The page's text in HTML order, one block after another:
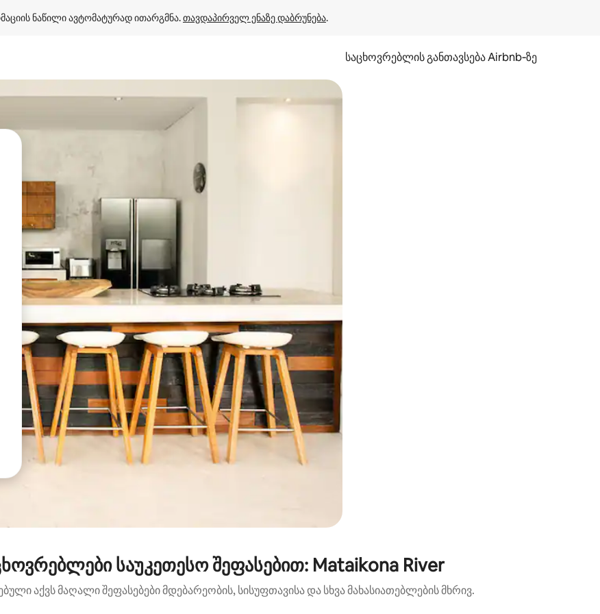
ნაწილი ავტომატურად ითარგმნა. თავდაპირველ ენაზე დაბრუნება.
საცხოვრებლის განთავსება Airbnb‑ზე
გამოიყენეთ კლავიშები ზემოთ/ქვემოთ მიმართული ისრებით ან შეხებისა თუ თითის გასმის ჟესტები.
საუკეთესო შეფასებით: Mataikona River
აქვს მაღალი შეფასებები მდებარეობის, სისუფთავისა და სხვა მახასიათებლების მხრივ.